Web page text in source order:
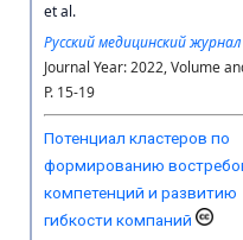
et al.
Русский медицинский
Journal Year: 2022, Volume
P. 15-19
Потенциал кластеров по
формированию
компетенций и развитию
гибкости компаний